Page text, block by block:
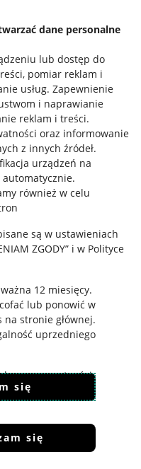
dane personalne
lub dostęp do
pomiar reklam i
usług. Zapewnienie
i naprawianie
reklam i treści.
oraz informowanie
z innych źródeł.
urządzeń na
.
również w celu
są w ustawieniach
ZGODY” i w Polityce
12 miesięcy.
lub ponowić w
na stronie głównej.
uprzedniego
prywatności
się
się
regulaminu